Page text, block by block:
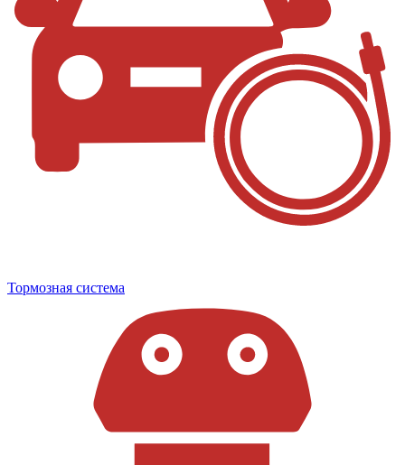
Тормозная система